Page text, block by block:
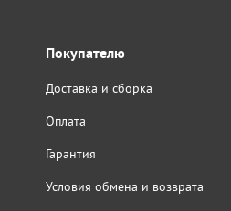
Покупателю
Доставка и сборка
Оплата
Гарантия
Условия обмена и возврата